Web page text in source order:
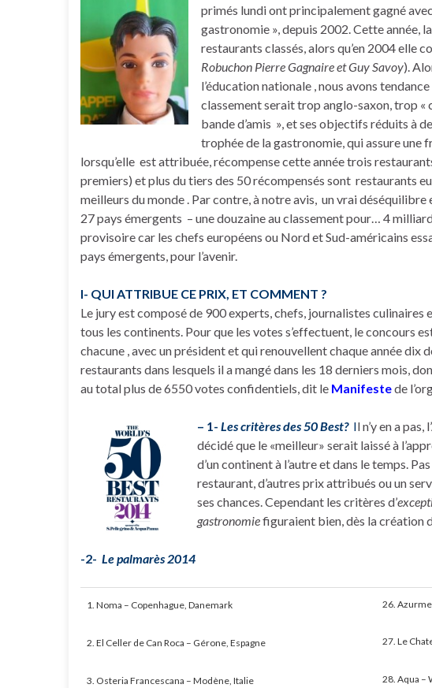
primés lundi ont principalement gagné
gastronomie », depuis 2002. Cette année,
restaurants classés, alors qu’en 2004 elle
Robuchon Pierre Gagnaire et Guy Savoy).
l’éducation nationale , nous avons
classement serait trop anglo-saxon, trop «
bande d’amis », et ses objectifs réduits à
trophée de la gastronomie, qui assure
lorsqu’elle est attribuée, récompense cette année trois
premiers) et plus du tiers des 50 récompensés sont restaurants
meilleurs du monde . Par contre, à notre avis, un vrai
27 pays émergents – une douzaine au classement pour… 4
provisoire car les chefs européens ou Nord et Sud-américains
pays émergents, pour l’avenir.
I- QUI ATTRIBUE CE PRIX, ET COMMENT ?
Le jury est composé de 900 experts, chefs, journalistes
tous les continents. Pour que les votes s’effectuent, le concours
chacune , avec un président et qui renouvellent chaque année dix
restaurants dans lesquels il a mangé dans les 18 derniers mois,
au total plus de 6550 votes confidentiels, dit le Manifestede
– 1- Les critères des 50 Best? Il n’y en a
décidé que le «meilleur» serait laissé à
d’un continent à l’autre et dans le temps.
restaurant, d’autres prix attribués ou un
ses chances. Cependant les critères d’
gastronomiefiguraient bien, dès la création
-2- Le palmarès 2014
1. Noma – Copenhague, Danemark
2. El Celler de Can Roca – Gérone, Espagne
3. Osteria Francescana – Modène, Italie
26.
27. Le
28. Aqua –